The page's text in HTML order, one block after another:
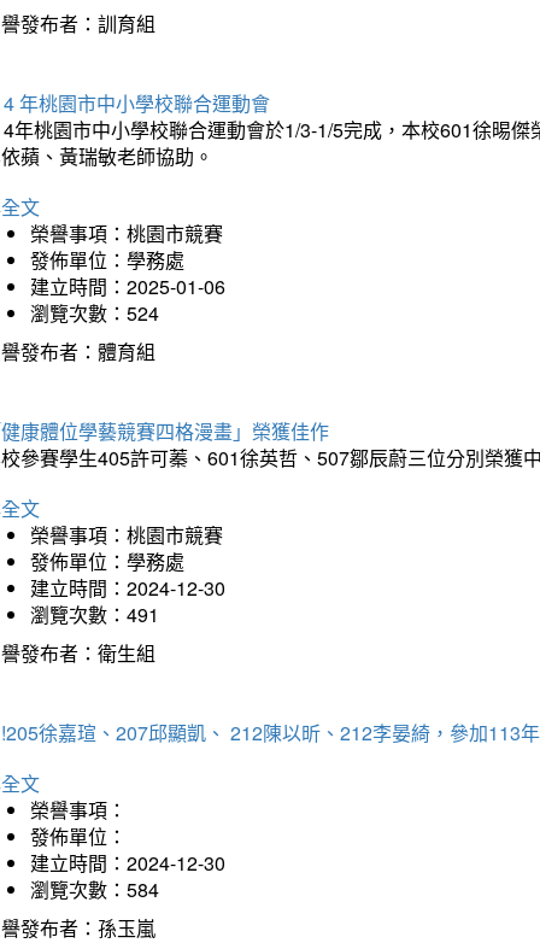
發布者：訓育組
年桃園市中小學校聯合運動會
年桃園市中小學校聯合運動會於1/3-1/5完成，本校601徐晹
蘋、黃瑞敏老師協助。
文
榮譽事項：桃園市競賽
發佈單位：學務處
建立時間：2025-01-06
瀏覽次數：524
發布者：體育組
康體位學藝競賽四格漫畫」榮獲佳作
參賽學生405許可蓁、601徐英哲、507鄒辰蔚三位分別榮獲
文
榮譽事項：桃園市競賽
發佈單位：學務處
建立時間：2024-12-30
瀏覽次數：491
發布者：衛生組
徐嘉瑄、207邱顯凱、 212陳以昕、212李晏綺，參加113
文
榮譽事項：
發佈單位：
建立時間：2024-12-30
瀏覽次數：584
發布者：孫玉嵐